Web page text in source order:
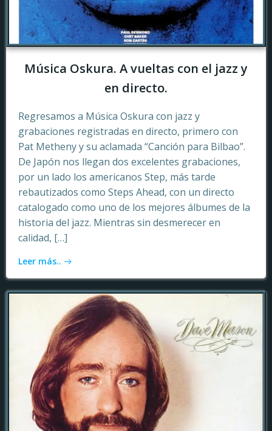
Música Oskura. A vueltas con el jazz y
en directo.
Regresamos a Música Oskura con jazz y
grabaciones registradas en directo, primero con
Pat Metheny y su aclamada “Canción para Bilbao”.
De Japón nos llegan dos excelentes grabaciones,
por un lado los americanos Step, más tarde
rebautizados como Steps Ahead, con un directo
catalogado como uno de los mejores álbumes de la
historia del jazz. Mientras sin desmerecer en
calidad, […]
Leer más..